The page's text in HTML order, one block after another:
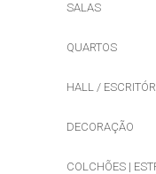
SALAS
QUARTOS
HALL /
DECORAÇÃO
COLCHÕES |